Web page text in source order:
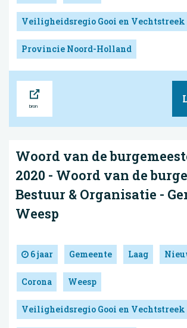
Veiligheidsregio Gooi en Vechtstreek
Provincie Noord-Holland
Woord van de
2020 - Woord van de
Bestuur & Organisatie -
Weesp
6 jaar Gemeente Laag
Corona Weesp
Veiligheidsregio Gooi en Vechtstreek